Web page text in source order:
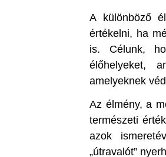
A különböző
értékelni, ha
is. Célunk,
élőhelyeket,
amelyeknek
Az élmény, a
természeti
azok
„útravalót”